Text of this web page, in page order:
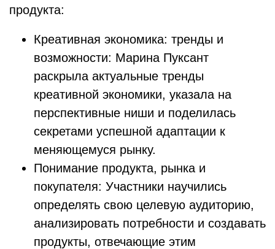
продукта:
Креативная экономика: тренды и
возможности: Марина Пуксант
раскрыла актуальные тренды
креативной экономики, указала на
перспективные ниши и поделилась
секретами успешной адаптации к
меняющемуся рынку.
Понимание продукта, рынка и
покупателя: Участники научились
определять свою целевую аудиторию,
анализировать потребности и создавать
продукты, отвечающие этим